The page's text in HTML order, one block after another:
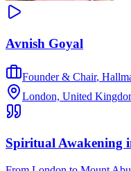
Avnish Goyal
Founder & Chair,
London, United
Spiritual Awakening